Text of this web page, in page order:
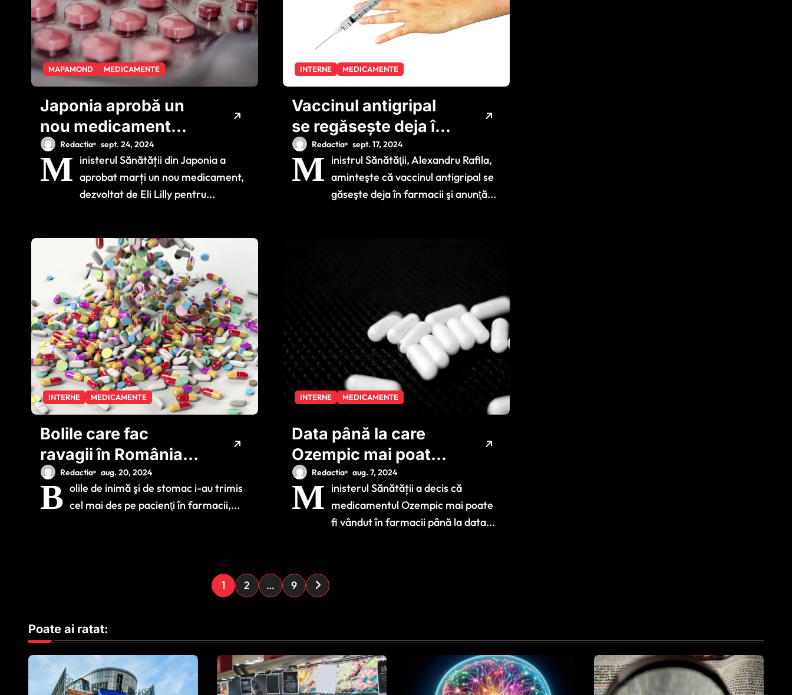
MAPAMOND MEDICAMENTE
Japonia aprobă un
nou medicament
pentru Alzheimer
Redactia sept. 24, 2024
M inisterul Sănătății din Japonia a
aprobat marți un nou medicament,
dezvoltat de Eli Lilly pentru...
INTERNE MEDICAMENTE
Vaccinul antigripal
se regăsește deja în
farmacii. Cât costă
și cine beneficiază
de gratuitate
Redactia sept. 17, 2024
M inistrul Sănătăţii, Alexandru Rafila,
aminteşte că vaccinul antigripal se
găseşte deja în farmacii şi anunţă...
INTERNE MEDICAMENTE
Bolile care fac
ravagii în România.
Cum a arătat coşul
de medicamente al
românilor în ultimele
Redactia aug. 20, 2024
B olile de inimă şi de stomac i-au trimis
cel mai des pe pacienţi în farmacii,...
INTERNE MEDICAMENTE
Data până la care
Ozempic mai poate fi
vândut în farmacii.
Ministerul Sănătății
a făcut anunțul
Redactia aug. 7, 2024
M inisterul Sănătății a decis că
medicamentul Ozempic mai poate
fi vândut în farmacii până la data...
P
n
1 2 … 9
Poate ai ratat: